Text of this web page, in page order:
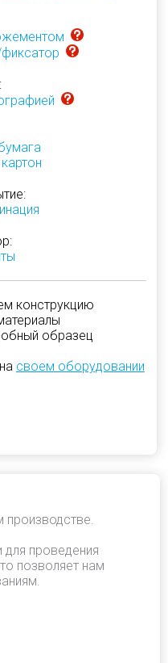
конструкцию
образец
своем оборудовании
производстве.
проведения
позволяет нам